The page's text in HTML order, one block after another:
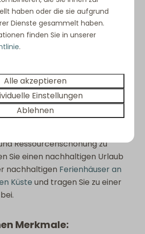
für eine
Zukunft
Bauweisen,
der Nutzungnatürlicher
wir einen aktiven Beitrag
Wir laden Sie ein, Teil dieser
und gemeinsam mit uns auf
Ressourcenschonung zu
Sie einen nachhaltigen Urlaub
nachhaltigen Ferienhäuser an
Küste und tragen Sie zu einer
Merkmale:
haben oder die sie aufgrund
Dienste gesammelt haben.
finden Sie in unserer
.
Alle akzeptieren
Einstellungen
Ablehnen